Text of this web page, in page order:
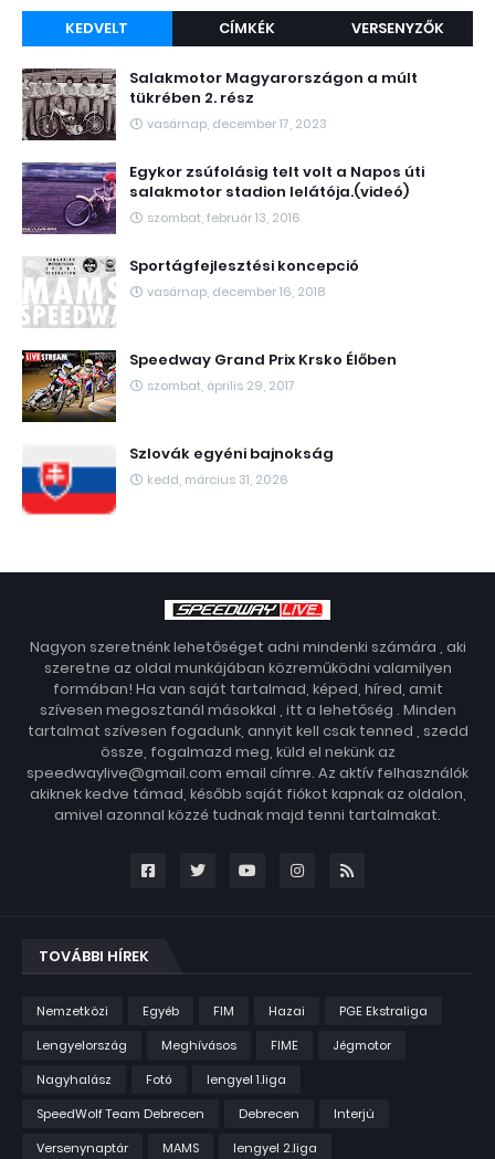
KEDVELT CÍMKÉK VERSENYZŐK
Salakmotor Magyarországon a múlt
tükrében 2. rész
vasárnap, december 17, 2023
Egykor zsúfolásig telt volt a Napos úti
salakmotor stadion lelátója.(videó)
szombat, február 13, 2016
Sportágfejlesztési koncepció
vasárnap, december 16, 2018
Speedway Grand Prix Krsko Élőben
szombat, április 29, 2017
Szlovák egyéni bajnokság
kedd, március 31, 2026
Nagyon szeretnénk lehetőséget adni mindenki számára , aki
szeretne az oldal munkájában közreműködni valamilyen
formában! Ha van saját tartalmad, képed, híred, amit
szívesen megosztanál másokkal , itt a lehetőség . Minden
tartalmat szívesen fogadunk, annyit kell csak tenned , szedd
össze, fogalmazd meg, küld el nekünk az
speedwaylive@gmail.com email címre. Az aktív felhasználók
akiknek kedve támad, később saját fiókot kapnak az oldalon,
amivel azonnal közzé tudnak majd tenni tartalmakat.
TOVÁBBI HÍREK
Nemzetközi Egyéb FIM Hazai
PGE Ekstraliga
Lengyelország
Meghívásos FIME
Jégmotor
Nagyhalász
Fotó
lengyel 1.liga
SpeedWolf Team Debrecen
Debrecen
Interjú
Versenynaptár
MAMS
lengyel 2.liga